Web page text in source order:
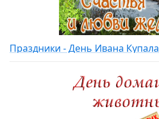
Праздники - День Ивана Купала